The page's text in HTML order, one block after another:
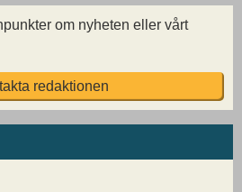
om nyheten eller vårt
redaktionen